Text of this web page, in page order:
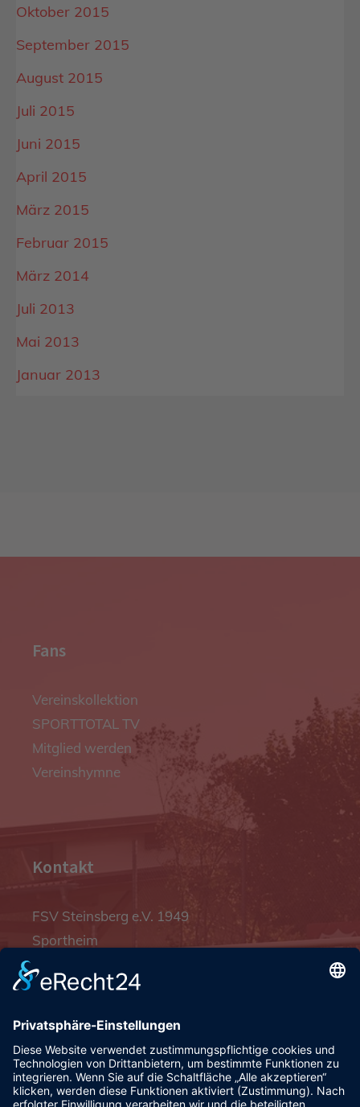
Oktober 2015
September 2015
August 2015
Juli 2015
Juni 2015
April 2015
März 2015
Februar 2015
März 2014
Juli 2013
Mai 2013
Januar 2013
Fans
Vereinskollektion
SPORTTOTAL TV
Mitglied werden
Vereinshymne
Kontakt
FSV Steinsberg e.V. 1949
Sportheim
93128 Steinsberg
pr@fsv-steinsberg.de